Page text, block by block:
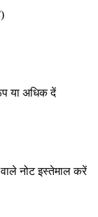
या अधिक दें
नोट इस्तेमाल करें